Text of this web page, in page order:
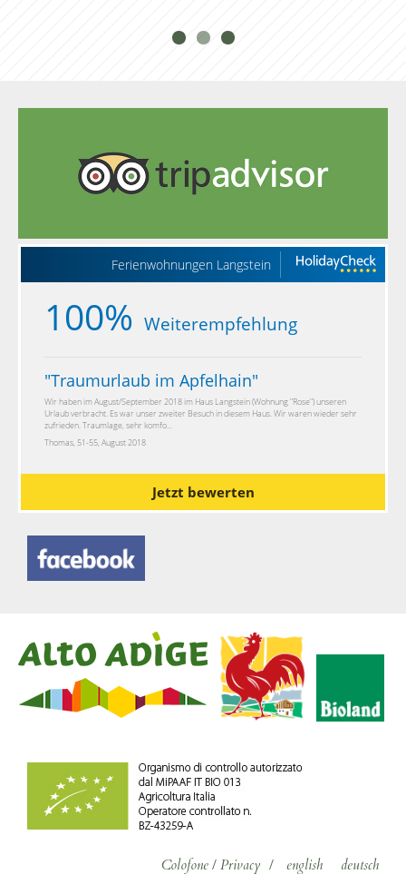
Ferienwohnungen Langstein
100% Weiterempfehlung
"Traumurlaub im Apfelhain"
Wir haben im August/September 2018 im Haus Langstein (Wohnung "Rose") unseren
Urlaub verbracht. Es war unser zweiter Besuch in diesem Haus. Wir waren wieder sehr
zufrieden. Traumlage, sehr komfo...
Thomas, 51-55, August 2018
Jetzt bewerten
Colofone / Privacy / english deutsch